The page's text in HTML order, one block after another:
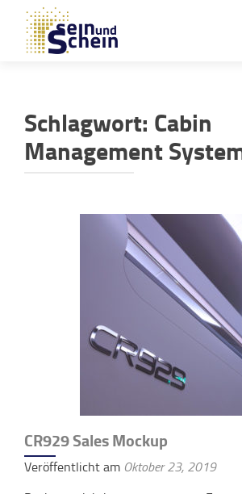
Schlagwort: Cabin
Management
CR929 Sales Mockup
Veröffentlicht am Oktober 23, 2019